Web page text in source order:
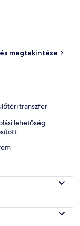
Más utazók
személyzet.
megtekintése
transzfer
lehetőség